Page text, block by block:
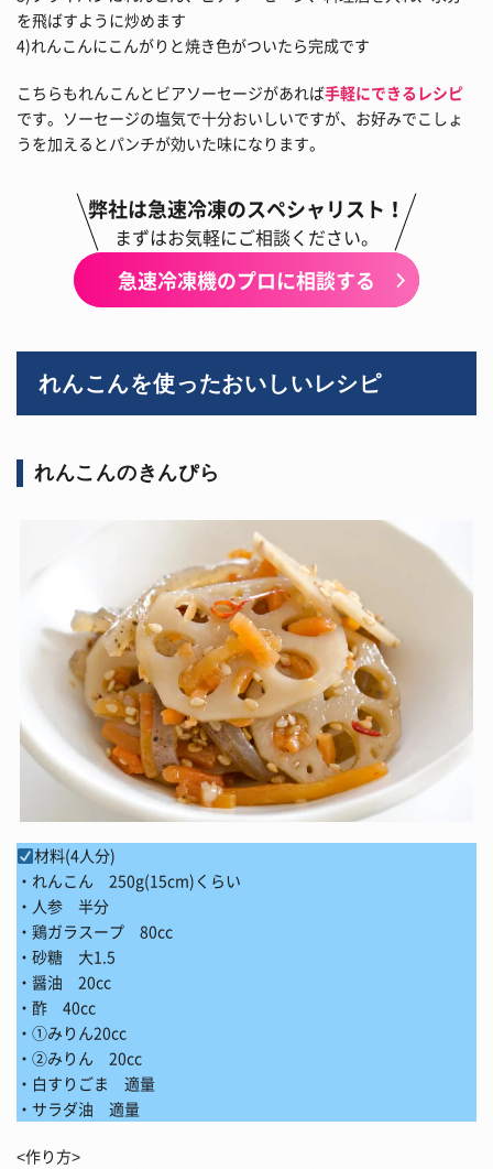
を飛ばすように炒めます
4)れんこんにこんがりと焼き色がついたら完成です
こちらもれんこんとビアソーセージがあれば手軽にできるレシピ
です。ソーセージの塩気で十分おいしいですが、お好みでこしょ
うを加えるとパンチが効いた味になります。
弊社は急速冷凍のスペシャリスト！
まずはお気軽にご相談ください。
急速冷凍機のプロに相談する
れんこんを使ったおいしいレシピ
れんこんのきんぴら
材料(4人分)
・れんこん 250g(15cm)くらい
・人参 半分
・鶏ガラスープ 80cc
・砂糖 大1.5
・醤油 20cc
・酢 40cc
・①みりん20cc
・②みりん 20cc
・白すりごま 適量
・サラダ油 適量
<作り方>